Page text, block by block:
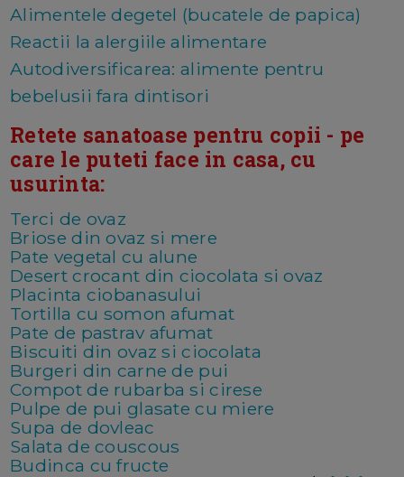
Alimentele degetel (bucatele de papica)
Reactii la alergiile alimentare
Autodiversificarea: alimente pentru
bebelusii fara dintisori
Retete sanatoase pentru copii - pe
care le puteti face in casa, cu
usurinta:
Terci de ovaz
Briose din ovaz si mere
Pate vegetal cu alune
Desert crocant din ciocolata si ovaz
Placinta ciobanasului
Tortilla cu somon afumat
Pate de pastrav afumat
Biscuiti din ovaz si ciocolata
Burgeri din carne de pui
Compot de rubarba si cirese
Pulpe de pui glasate cu miere
Supa de dovleac
Salata de couscous
Budinca cu fructe